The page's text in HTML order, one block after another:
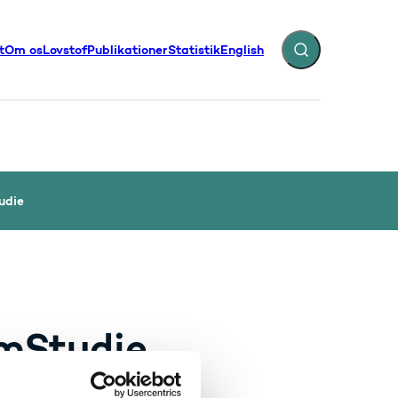
Om osLovstofPublikationerStatistikEnglish Fold søgefelt ud
- Flere links